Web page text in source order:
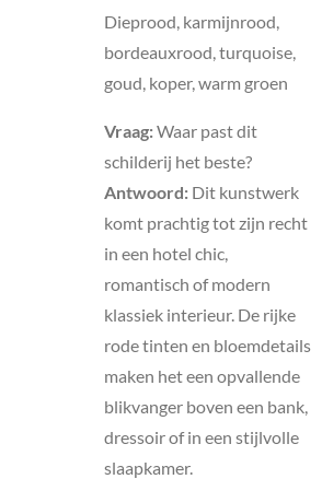
Dieprood, karmijnrood,
bordeauxrood, turquoise,
goud, koper, warm groen
Vraag:Waar past dit
schilderij het beste?
Antwoord: Dit kunstwerk
komt prachtig tot zijn recht
in een hotel chic,
romantisch of modern
klassiek interieur. De rijke
rode tinten en bloemdetails
maken het een opvallende
blikvanger boven een bank,
dressoir of in een stijlvolle
slaapkamer.